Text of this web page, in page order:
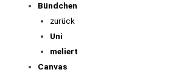
Bündchen
zurück
Uni
meliert
Canvas